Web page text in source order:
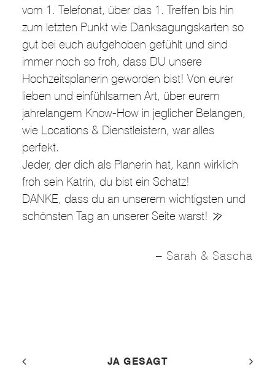
vom 1. Telefonat, über das 1. Treffen bis hin
zum letzten Punkt wie Danksagungskarten so
gut bei euch aufgehoben gefühlt und sind
immer noch so froh, dass DU unsere
Hochzeitsplanerin geworden bist! Von eurer
lieben und einfühlsamen Art, über eurem
jahrelangem Know-How in jeglicher Belangen,
wie Locations & Dienstleistern, war alles
perfekt.
Jeder, der dich als Planerin hat, kann wirklich
froh sein Katrin, du bist ein Schatz!
DANKE, dass du an unserem wichtigsten und
schönsten Tag an unserer Seite warst!
Sarah & Sascha
JA GESAGT